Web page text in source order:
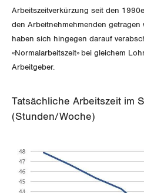
Thurgau
Uri
Wallis
Arbeitszeitverkürzung seit den
den Arbeitnehmehmenden getragen
haben sich hingegen darauf
«Normalarbeitszeit» bei gleichem
Arbeitgeber.
Tatsächliche Arbeitszeit im
(Stunden/Woche)